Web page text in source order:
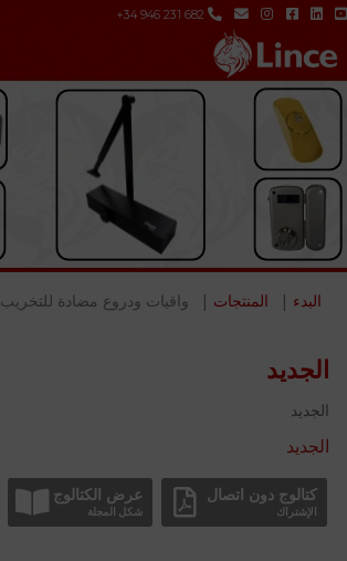
+34 946 231 682
البدء المنتجات واقيات ودروع مضادة للتخريب
الجديد
الجديد
الجديد
كتالوج دون اتصال
الإشتراك
عرض الكتالوج
شكل المجلة